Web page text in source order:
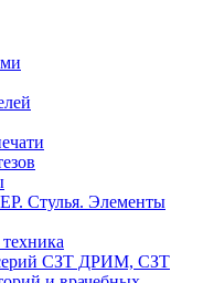
Стулья. Элементы
СЗТ ДРИМ, СЗТ